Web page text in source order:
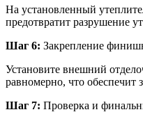
На установленный
предотвратит разрушение
Шаг 6: Закрепление
Установите внешний
равномерно, что обеспечит
Шаг 7: Проверка и